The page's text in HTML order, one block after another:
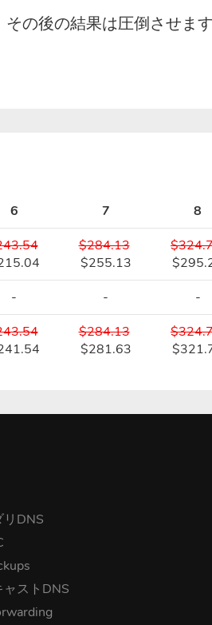
の後の結果は圧倒させます
6 7 8
$284.13
$255.13
- - -
$284.13
$281.63
リDNS
ャストDNS